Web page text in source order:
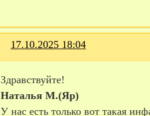
17.10.2025 18:04
Здравствуйте!
Наталья М.(Яр)
У нас есть только вот такая